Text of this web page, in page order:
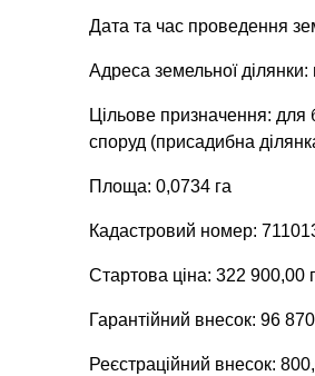
Дата та час проведення
Адреса земельної
Цільове призначення: для
споруд (присадибна
Площа: 0,0734 га
Кадастровий номер:
Стартова ціна: 322 900,00
Гарантійний внесок: 96
Реєстраційний внесок: